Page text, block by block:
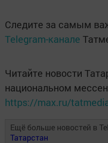
Следите за самым
Telegram-канале
Читайте новости
национальном
https://max.ru/
Ещё больше новостей в
Татарстан